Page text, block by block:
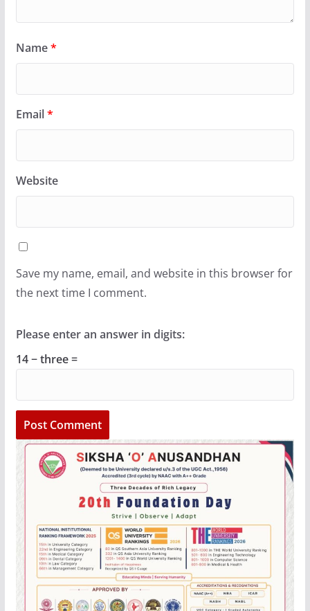
Name*
Email*
Website
Save my name, email, and website in this browser for
the next time I comment.
Please enter an answer in digits:
14 − three =